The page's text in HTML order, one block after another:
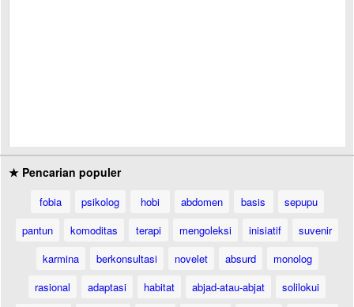
★ Pencarian populer
fobia psikolog hobi abdomen basis
sepupu
pantun
komoditas terapi mengoleksi inisiatif
suvenir
karmina
berkonsultasi novelet absurd
monolog
rasional
adaptasi habitat abjad-atau-abjat
solilokui